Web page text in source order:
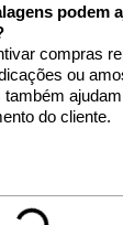
podem
compras
ou
do cliente.